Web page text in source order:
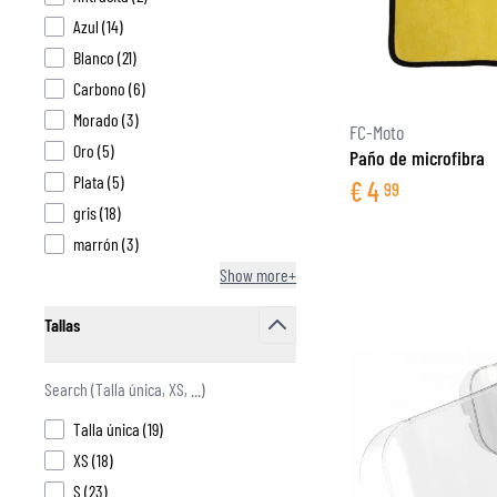
Azul (14products available
)
Blanco (21products available
)
Carbono (6products available
)
Morado (3products available
)
Oro (5products available
)
Plata (5products available
)
gris(18products available
)
marrón (3products available
)
Show more+
Tallas
Talla única (19products available
)
XS (18products available
)
S (23products available
)
FC-Moto
Paño de microfibra
€4 99